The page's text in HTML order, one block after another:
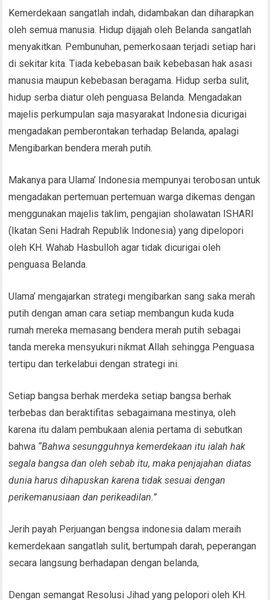
Kemerdekaan sangatlah indah, didambakan dan diharapkan
oleh semua manusia. Hidup dijajah oleh Belanda sangatlah
menyakitkan. Pembunuhan, pemerkosaan terjadi setiap hari
di sekitar kita. Tiada kebebasan baik kebebasan hak asasi
manusia maupun kebebasan beragama. Hidup serba sulit,
hidup serba diatur oleh penguasa Belanda. Mengadakan
majelis perkumpulan saja masyarakat Indonesia dicurigai
mengadakan pemberontakan terhadap Belanda, apalagi
Mengibarkan bendera merah putih.
Makanya para Ulama’ Indonesia mempunyai terobosan untuk
mengadakan pertemuan pertemuan warga dikemas dengan
menggunakan majelis taklim, pengajian sholawatan ISHARI
(Ikatan Seni Hadrah Republik Indonesia) yang dipelopori
oleh KH. Wahab Hasbulloh agar tidak dicurigai oleh
penguasa Belanda.
Ulama’ mengajarkan strategi mengibarkan sang saka merah
putih dengan aman cara setiap membangun kuda kuda
rumah mereka memasang bendera merah putih sebagai
tanda mereka mensyukuri nikmat Allah sehingga Penguasa
tertipu dan terkelabui dengan strategi ini.
Setiap bangsa berhak merdeka setiap bangsa berhak
terbebas dan beraktifitas sebagaimana mestinya, oleh
karena itu dalam pembukaan alenia pertama di sebutkan
bahwa “Bahwa sesungguhnya kemerdekaan itu ialah hak
segala bangsa dan oleh sebab itu, maka penjajahan diatas
dunia harus dihapuskan karena tidak sesuai dengan
perikemanusiaan dan perikeadilan.”
Jerih payah Perjuangan bengsa indonesia dalam meraih
kemerdekaan sangatlah sulit, bertumpah darah, peperangan
secara langsung berhadapan dengan belanda,
Dengan semangat Resolusi Jihad yang pelopori oleh KH.